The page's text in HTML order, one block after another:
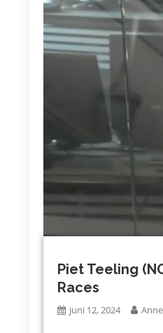
Piet Teeling
Races
juni 12, 2024